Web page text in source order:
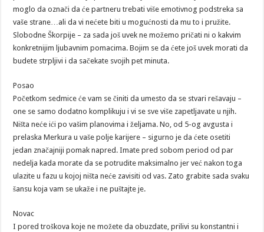
moglo da označi da će partneru trebati više emotivnog podstreka sa
vaše strane…ali da vi nećete biti u mogućnosti da mu to i pružite.
Slobodne Škorpije – za sada još uvek ne možemo pričati ni o kakvim
konkretnijim ljubavnim pomacima. Bojim se da ćete još uvek morati da
budete strpljivi i da sačekate svojih pet minuta.
Posao
Početkom sedmice će vam se činiti da umesto da se stvari rešavaju –
one se samo dodatno komplikuju i vi se sve više zapetljavate u njih.
Ništa neće ići po vašim planovima i željama. No, od 5-og avgusta i
prelaska Merkura u vaše polje karijere – sigurno je da ćete osetiti
jedan značajniji pomak napred. Imate pred sobom period od par
nedelja kada morate da se potrudite maksimalno jer već nakon toga
ulazite u fazu u kojoj ništa neće zavisiti od vas. Zato grabite sada svaku
šansu koja vam se ukaže i ne puštajte je.
Novac
I pored troškova koje ne možete da obuzdate, prilivi su konstantni i